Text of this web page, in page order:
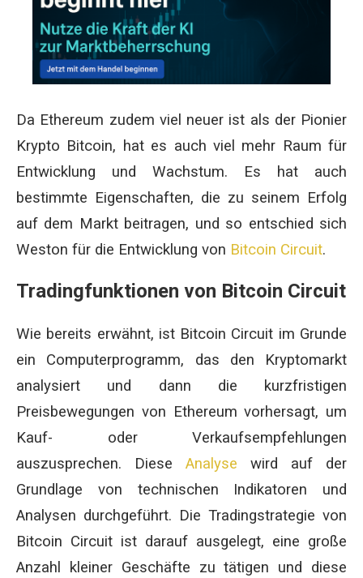
Da Ethereum zudem viel neuer ist als der Pionier
Krypto Bitcoin, hat es auch viel mehr Raum für
Entwicklung und Wachstum. Es hat auch
bestimmte Eigenschaften, die zu seinem Erfolg
auf dem Markt beitragen, und so entschied sich
Weston für die Entwicklung von Bitcoin Circuit.
Tradingfunktionen von Bitcoin Circuit
Wie bereits erwähnt, ist Bitcoin Circuit im Grunde
ein Computerprogramm, das den Kryptomarkt
analysiert und dann die kurzfristigen
Preisbewegungen von Ethereum vorhersagt, um
Kauf- oder Verkaufsempfehlungen
auszusprechen. Diese Analyse wird auf der
Grundlage von technischen Indikatoren und
Analysen durchgeführt. Die Tradingstrategie von
Bitcoin Circuit ist darauf ausgelegt, eine große
Anzahl kleiner Geschäfte zu tätigen und diese